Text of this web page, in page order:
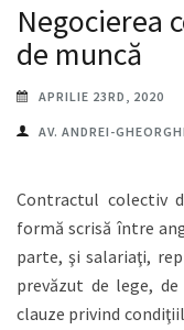
Negocierea
de muncă
APRILIE 23RD, 2020
AV. ANDREI-
Contractul colectiv
formă scrisă între
parte, şi salariaţi,
prevăzut de lege,
clauze privind